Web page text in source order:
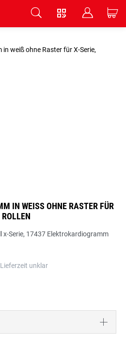
V B C
IN WEISS OHNE RASTER FÜR X
x-Serie, 17437 Elektrokardiogramm
Lieferzeit unklar